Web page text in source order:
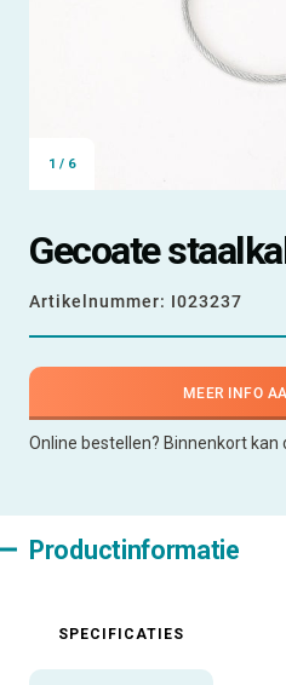
1 / 6
Gecoate
Artikelnummer: I023237
MEER INFO
Online bestellen? Binnenkort kan
Productinformatie
SPECIFICATIES